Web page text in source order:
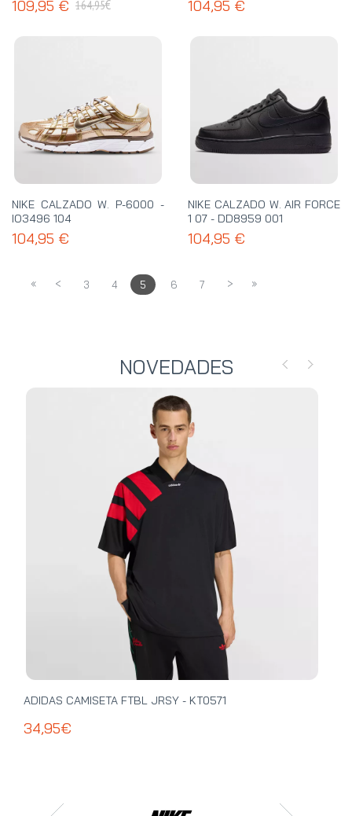
109,95 € 164,95€ 104,95 €
NIKE CALZADO W. P-6000 -
IO3496 104
104,95 €
NIKE CALZADO W. AIR FORCE
1 07 - DD8959 001
104,95 €
« < 3 4 5 6 7 > »
NOVEDADES
ADIDAS CAMISETA FTBL JRSY - KT0571
34,95€